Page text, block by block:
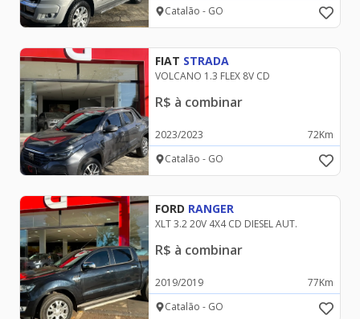
FORD
GAC
GM - CHEVROLET
GWM
HONDA
HYUNDAI
Catalão - GO
FIAT STRADA
VOLCANO 1.3 FLEX 8V CD
R$ à combinar
2023/2023 72Km
Catalão - GO
FORD RANGER
XLT 3.2 20V 4X4 CD DIESEL AUT.
R$ à combinar
2019/2019 77Km
Catalão - GO